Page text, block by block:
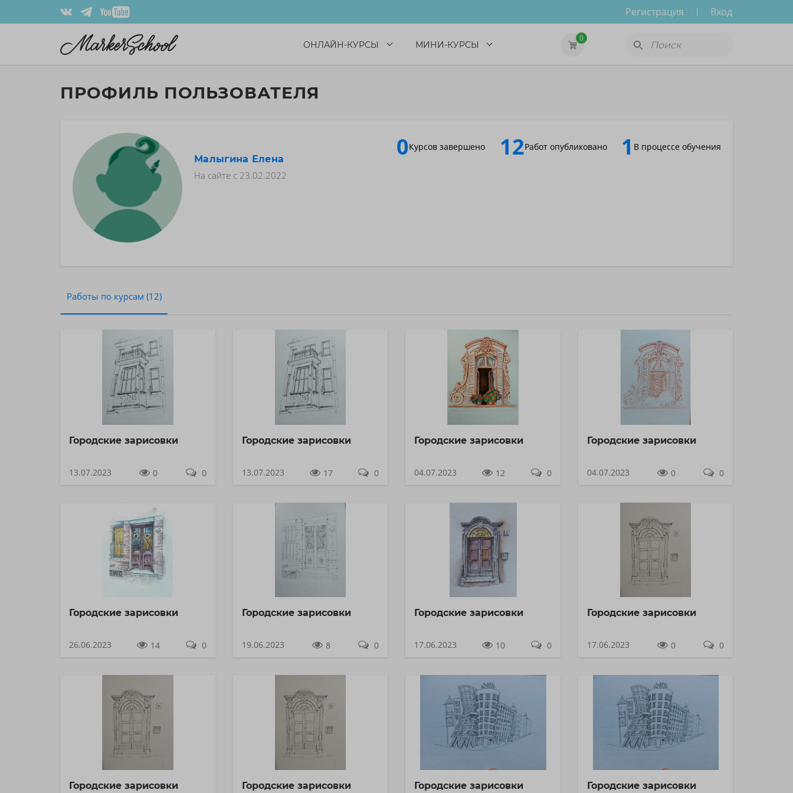
Регистрация Вход
ОНЛАЙН-КУРСЫ МИНИ-КУРСЫ
0
ПРОФИЛЬ ПОЛЬЗОВАТЕЛЯ
Малыгина Елена
На сайте с 23.02.2022
0Курсов завершено 12Работ опубликовано 1 В процессе обучения
Работы по курсам (12)
Городские зарисовки
13.07.2023 0 0
Городские зарисовки
13.07.2023 17 0
Городские зарисовки
04.07.2023 12 0
Городские зарисовки
04.07.2023 0 0
Городские зарисовки
26.06.2023 14 0
Городские зарисовки
19.06.2023 8 0
Городские зарисовки
17.06.2023 10 0
Городские зарисовки
17.06.2023 0 0
Городские зарисовки Городские зарисовки Городские зарисовки Городские зарисовки